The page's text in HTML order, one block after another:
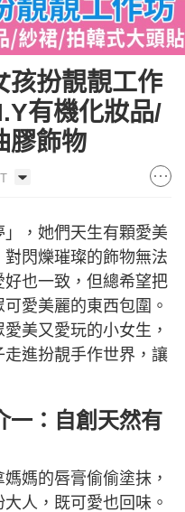
孩扮靚靚工作
有機化妝品/
膠飾物
，她們天生有顆愛美
閃爍璀璨的飾物無法
也一致，但總希望把
愛美麗的東西包圍。
美又愛玩的小女生，
進扮靚手作世界，讓
一：自創天然有
媽的唇膏偷偷塗抹，
人，既可愛也回味。